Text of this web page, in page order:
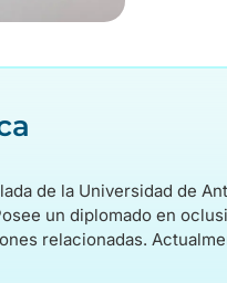
de la Universidad de
un diplomado en
relacionadas.